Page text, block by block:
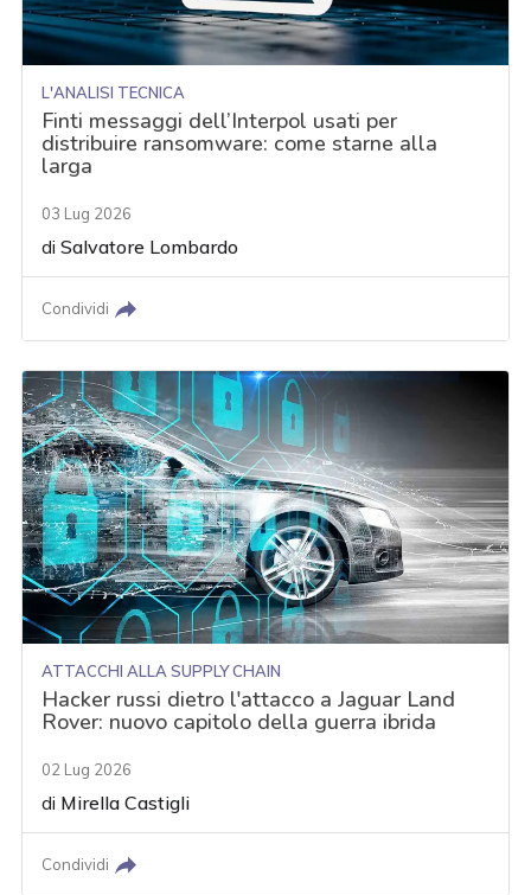
L'ANALISI TECNICA
Finti messaggi dell’Interpol usati per
distribuire ransomware: come starne alla
larga
03 Lug 2026
diSalvatore Lombardo
Condividi
ATTACCHI ALLA SUPPLY CHAIN
Hacker russi dietro l'attacco a Jaguar Land
Rover: nuovo capitolo della guerra ibrida
02 Lug 2026
di Mirella Castigli
Condividi